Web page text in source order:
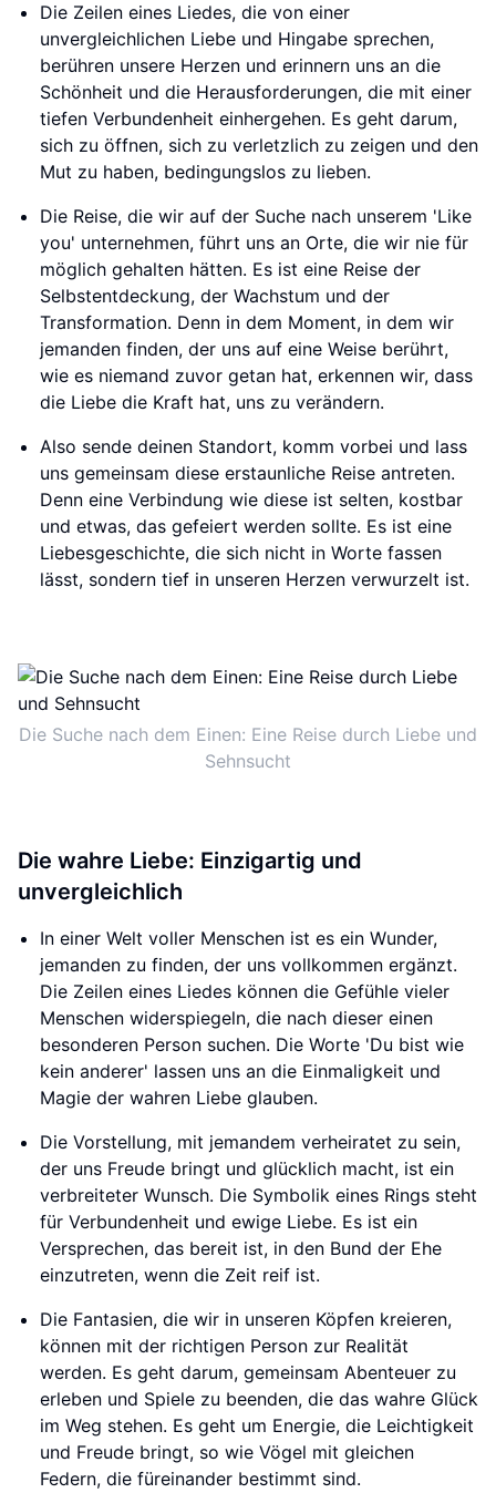
Die Zeilen eines Liedes, die von einer
unvergleichlichen Liebe und Hingabe sprechen,
berühren unsere Herzen und erinnern uns an die
Schönheit und die Herausforderungen, die mit einer
tiefen Verbundenheit einhergehen. Es geht darum,
sich zu öffnen, sich zu verletzlich zu zeigen und den
Mut zu haben, bedingungslos zu lieben.
Die Reise, die wir auf der Suche nach unserem 'Like
you' unternehmen, führt uns an Orte, die wir nie für
möglich gehalten hätten. Es ist eine Reise der
Selbstentdeckung, der Wachstum und der
Transformation. Denn in dem Moment, in dem wir
jemanden finden, der uns auf eine Weise berührt,
wie es niemand zuvor getan hat, erkennen wir, dass
die Liebe die Kraft hat, uns zu verändern.
Also sende deinen Standort, komm vorbei und lass
uns gemeinsam diese erstaunliche Reise antreten.
Denn eine Verbindung wie diese ist selten, kostbar
und etwas, das gefeiert werden sollte. Es ist eine
Liebesgeschichte, die sich nicht in Worte fassen
lässt, sondern tief in unseren Herzen verwurzelt ist.
Die Suche nach dem Einen: Eine Reise durch Liebe und
Sehnsucht
Die wahre Liebe: Einzigartig und
unvergleichlich
In einer Welt voller Menschen ist es ein Wunder,
jemanden zu finden, der uns vollkommen ergänzt.
Die Zeilen eines Liedes können die Gefühle vieler
Menschen widerspiegeln, die nach dieser einen
besonderen Person suchen. Die Worte 'Du bist wie
kein anderer' lassen uns an die Einmaligkeit und
Magie der wahren Liebe glauben.
Die Vorstellung, mit jemandem verheiratet zu sein,
der uns Freude bringt und glücklich macht, ist ein
verbreiteter Wunsch. Die Symbolik eines Rings steht
für Verbundenheit und ewige Liebe. Es ist ein
Versprechen, das bereit ist, in den Bund der Ehe
einzutreten, wenn die Zeit reif ist.
Die Fantasien, die wir in unseren Köpfen kreieren,
können mit der richtigen Person zur Realität
werden. Es geht darum, gemeinsam Abenteuer zu
erleben und Spiele zu beenden, die das wahre Glück
im Weg stehen. Es geht um Energie, die Leichtigkeit
und Freude bringt, so wie Vögel mit gleichen
Federn, die füreinander bestimmt sind.